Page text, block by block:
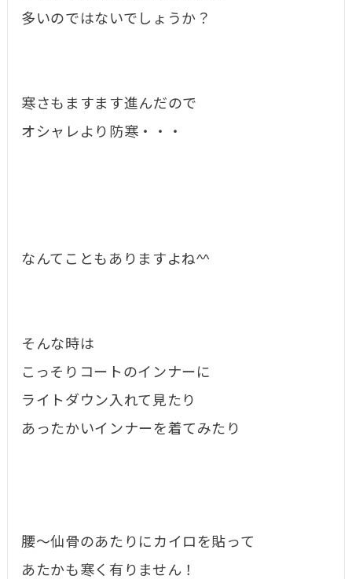
多いのではないでしょうか？
寒さもますます進んだので
オシャレより防寒・・・
なんてこともありますよね^^
そんな時は
こっそりコートのインナーに
ライトダウン入れて見たり
あったかいインナーを着てみたり
腰〜仙骨のあたりにカイロを貼って
あたかも寒く有りません！